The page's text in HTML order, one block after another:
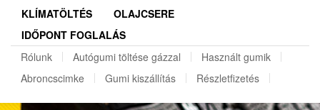
REGISZTRÁCIÓ
KLÍMATÖLTÉS
OLAJCSERE
IDŐPONT FOGLALÁS
Rólunk
Autógumi töltése gázzal
Használt gumik
Abroncscimke
Gumi kiszállítás Részletfizetés